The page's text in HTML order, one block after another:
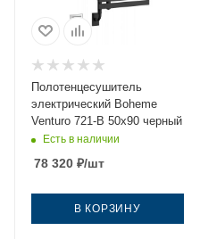
Полотенцесушитель
электрический Boheme
Venturo 721-B 50х90 черный
Есть в наличии
78 320 ₽/шт
В КОРЗИНУ